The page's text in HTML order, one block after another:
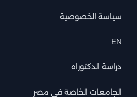
سياسة الخصوصية
EN
دراسة الدكتوراه
الجامعات الخاصة في مصر